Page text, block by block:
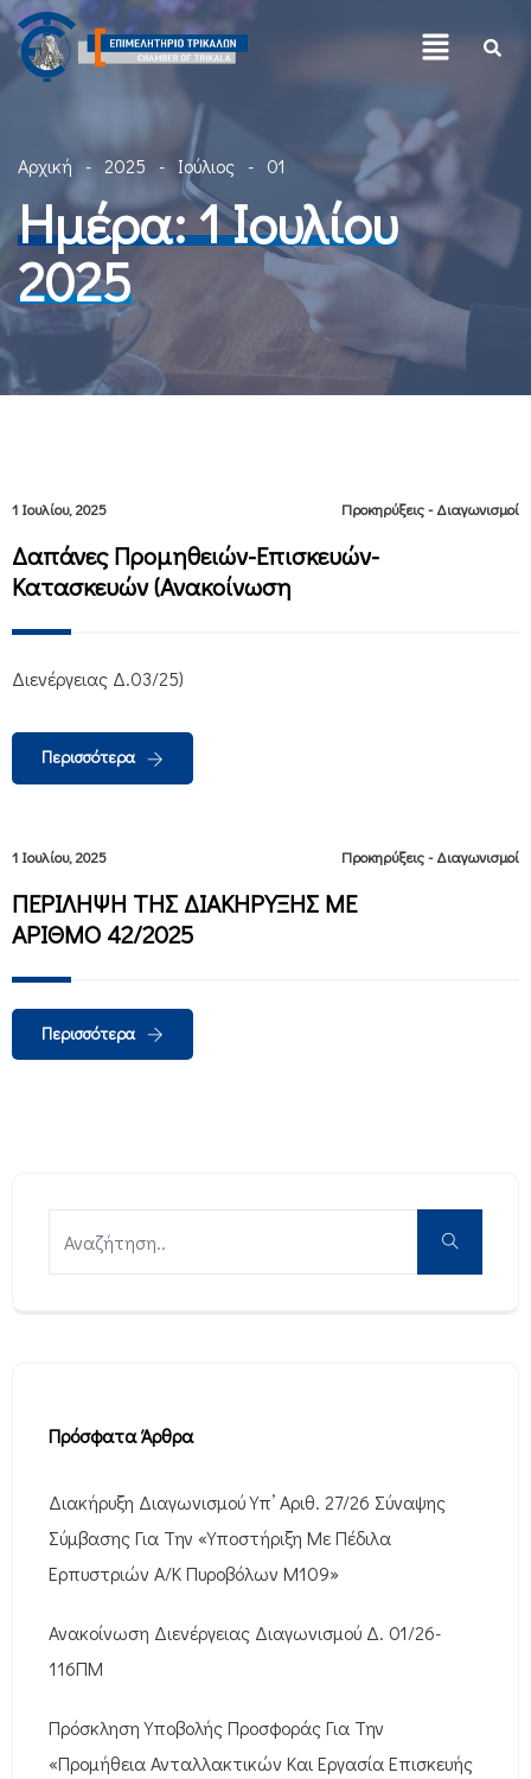
Αρχική 2025 Ιούλιος 01
Ημέρα:1 Ιουλίου
2025
1 Ιουλίου, 2025 Προκηρύξεις - Διαγωνισμοί
Δαπάνες Προμηθειών-Επισκευών-
Κατασκευών (Ανακοίνωση
Διενέργειας Δ.03/25)
Περισσότερα
1 Ιουλίου, 2025 Προκηρύξεις - Διαγωνισμοί
ΠΕΡΙΛΗΨΗ ΤΗΣ ΔΙΑΚΗΡΥΞΗΣ ΜΕ
ΑΡΙΘΜO 42/2025
Περισσότερα
Πρόσφατα Άρθρα
Διακήρυξη Διαγωνισμού Υπ’ Αριθ. 27/26 Σύναψης
Σύμβασης Για Την «Υποστήριξη Με Πέδιλα
Ερπυστριών Α/Κ Πυροβόλων M109»
Ανακοίνωση Διενέργειας Διαγωνισμού Δ. 01/26-
116ΠΜ
Πρόσκληση Υποβολής Προσφοράς Για Την
«Προμήθεια Ανταλλακτικών Και Εργασία Επισκευής